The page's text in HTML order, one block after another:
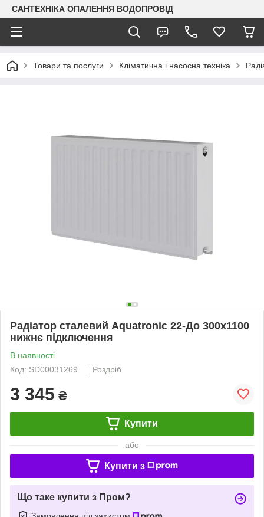
САНТЕХНІКА ОПАЛЕННЯ ВОДОПРОВІД
Товари та послуги Кліматична і насосна техніка
Радіатор сталевий Aquatronic 22-До 300х1100
нижнє підключення
В наявності
Код: SD00031269
Роздріб
3 345 ₴
Купити
або
Купити з
Що таке купити з Пром?